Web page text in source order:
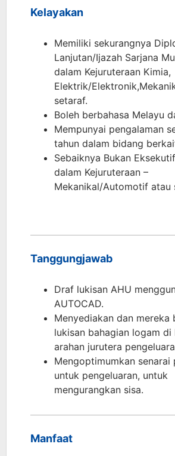
Kelayakan
Memiliki sekurangnya
Lanjutan/Ijazah Sarjana
dalam Kejuruteraan Kimia,
Elektrik/
setaraf.
Boleh berbahasa Melayu
Mempunyai pengalaman
tahun dalam bidang
Sebaiknya Bukan
dalam Kejuruteraan –
Mekanikal/Automotif atau
Tanggungjawab
Draf lukisan AHU
AUTOCAD.
Menyediakan dan mereka
lukisan bahagian logam di
arahan jurutera
Mengoptimumkan senarai
untuk pengeluaran, untuk
mengurangkan sisa.
Manfaat